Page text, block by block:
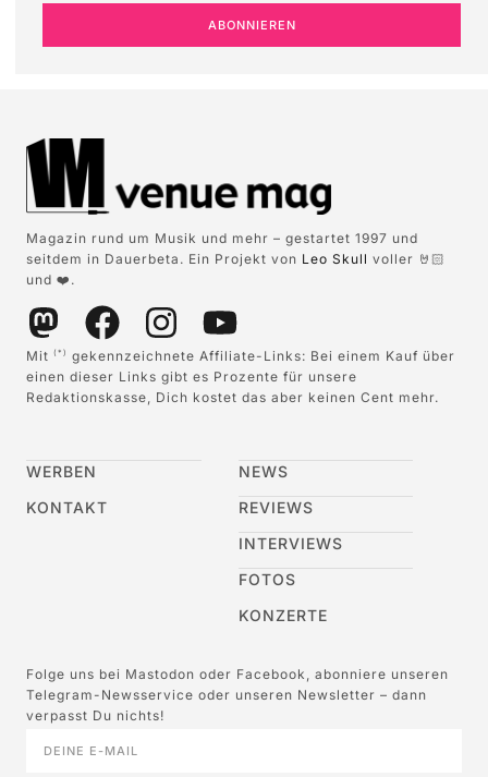
ABONNIEREN
Magazin rund um Musik und mehr – gestartet 1997 und
seitdem in Dauerbeta. Ein Projekt von Leo Skull voller 🤘🏻
und ❤️.
Mit (*)
gekennzeichnete Affiliate-Links: Bei einem Kauf über
einen dieser Links gibt es Prozente für unsere
Redaktionskasse, Dich kostet das aber keinen Cent mehr.
WERBEN
KONTAKT
NEWS
REVIEWS
INTERVIEWS
FOTOS
KONZERTE
Folge uns bei Mastodon oder Facebook, abonniere unseren
Telegram-Newsservice oder unseren Newsletter – dann
verpasst Du nichts!